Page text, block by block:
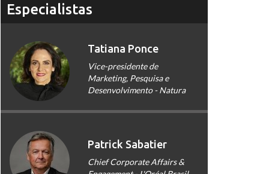
Especialistas
Tatiana Ponce
Vice-presidente de
Marketing, Pesquisa e
Desenvolvimento - Natura
Patrick Sabatier
Chief Corporate Affairs &